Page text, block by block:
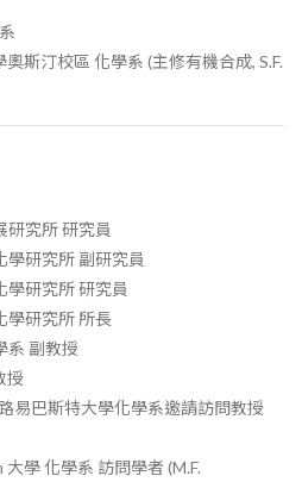
斯汀校區 化學系 (主修有機合成, S.F.
研究所 研究員
學研究所 副研究員
學研究所 研究員
學研究所 所長
系 副教授
授
易巴斯特大學化學系邀請訪問教授
學 化學系 訪問學者 (M.F.